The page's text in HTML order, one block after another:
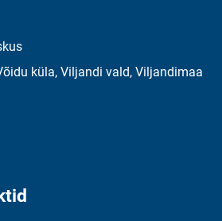
küla, Viljandi vald, Viljandimaa